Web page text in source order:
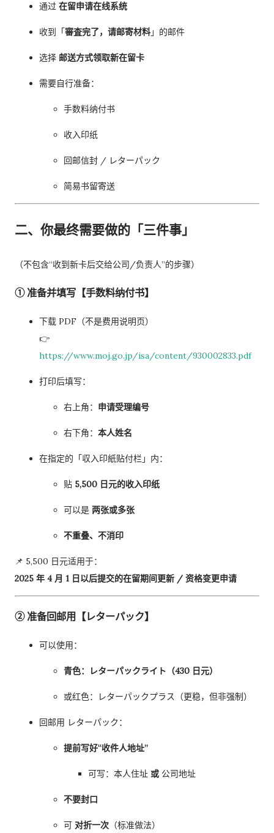
通过 在留申请在线系统
收到「審査完了，请邮寄材料」的邮件
选择 邮送方式领取新在留卡
需要自行准备：
手数料纳付书
收入印纸
回邮信封 / レターパック
简易书留寄送
二、你最终需要做的「三件事」
（不包含“收到新卡后交给公司/负责人”的步骤）
① 准备并填写【手数料纳付书】
下载 PDF（不是费用说明页）
👉
https://www.moj.go.jp/isa/content/930002833.pdf
打印后填写：
右上角： 申请受理编号
右下角： 本人姓名
在指定的「収入印紙贴付栏」内：
贴 5,500 日元的收入印纸
可以是 两张或多张
不重叠、不消印
📌 5,500 日元适用于：
2025 年 4 月 1 日以后提交的在留期间更新 / 资格变更申请
② 准备回邮用【レターパック】
可以使用：
青色：レターパックライト（430 日元）
或红色：レターパックプラス（更稳，但非强制）
回邮用 レターパック：
提前写好“收件人地址”
可写：本人住址 或 公司地址
不要封口
可 对折一次 （标准做法）